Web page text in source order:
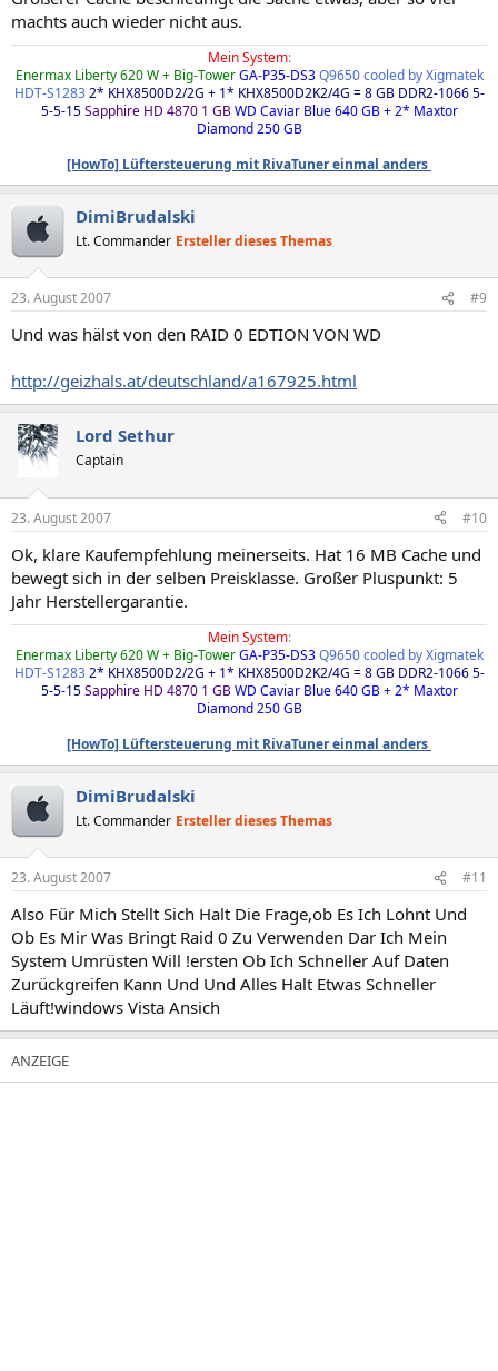
machts auch wieder nicht aus.
Mein System:
Enermax Liberty 620 W + Big-Tower GA-P35-DS3 Q9650 cooled by Xigmatek
HDT-S1283 2* KHX8500D2/2G + 1* KHX8500D2K2/4G = 8 GB DDR2-1066 5-
5-5-15 Sapphire HD 4870 1 GB WD Caviar Blue 640 GB + 2* Maxtor
Diamond 250 GB
[HowTo] Lüftersteuerung mit RivaTuner einmal anders
DimiBrudalski
Lt. Commander Ersteller dieses Themas
23. August 2007 #9
Und was hälst von den RAID 0 EDTION VON WD
http://geizhals.at/deutschland/a167925.html
Lord Sethur
Captain
23. August 2007 #10
Ok, klare Kaufempfehlung meinerseits. Hat 16 MB Cache und
bewegt sich in der selben Preisklasse. Großer Pluspunkt: 5
Jahr Herstellergarantie.
Mein System:
Enermax Liberty 620 W + Big-Tower GA-P35-DS3 Q9650 cooled by Xigmatek
HDT-S1283 2* KHX8500D2/2G + 1* KHX8500D2K2/4G = 8 GB DDR2-1066 5-
5-5-15 Sapphire HD 4870 1 GB WD Caviar Blue 640 GB + 2* Maxtor
Diamond 250 GB
[HowTo] Lüftersteuerung mit RivaTuner einmal anders
DimiBrudalski
Lt. Commander Ersteller dieses Themas
23. August 2007 #11
Also Für Mich Stellt Sich Halt Die Frage,ob Es Ich Lohnt Und
Ob Es Mir Was Bringt Raid 0 Zu Verwenden Dar Ich Mein
System Umrüsten Will !ersten Ob Ich Schneller Auf Daten
Zurückgreifen Kann Und Und Alles Halt Etwas Schneller
Läuft!windows Vista Ansich